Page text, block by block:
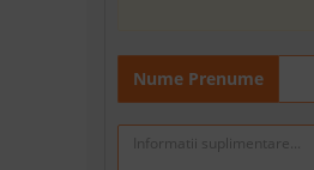
Nume Prenume